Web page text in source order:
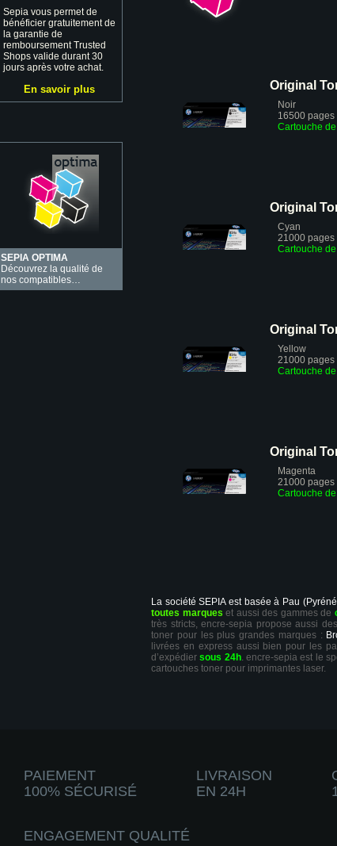
Sepia vous permet de
bénéficier gratuitement de
la garantie de
remboursement Trusted
Shops valide durant 30
jours après votre achat.
En savoir plus
SEPIA OPTIMA
Découvrez la qualité de
nos compatibles…
Original
Noir
16500 pages
Cartouche
Original
Cyan
21000 pages
Cartouche
Original
Yellow
21000 pages
Cartouche
Original
Magenta
21000 pages
Cartouche
La société SEPIA est basée à Pau
toutes marques et aussi des gammes de
très stricts, encre-sepia propose aussi
toner pour les plus grandes marques :
livrées en express aussi bien pour les
d’expédiersous 24h. encre-sepia est le
cartouches toner pour imprimantes laser.
PAIEMENT
100% SÉCURISÉ
LIVRAISON
EN 24H
ENGAGEMENT QUALITÉ